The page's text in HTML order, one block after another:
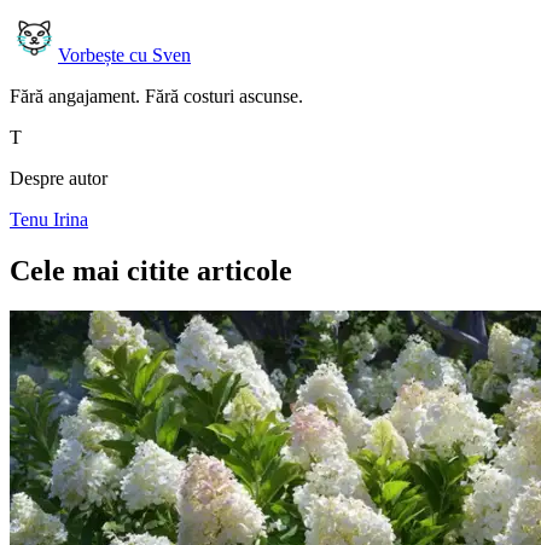
Vorbește cu Sven
Fără angajament. Fără costuri ascunse.
T
Despre autor
Tenu Irina
Cele mai citite articole